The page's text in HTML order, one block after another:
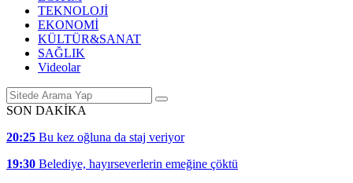
TEKNOLOJİ
EKONOMİ
KÜLTÜR&SANAT
SAĞLIK
Videolar
SON DAKİKA
20:25 Bu kez oğluna da staj veriyor
19:30 Belediye, hayırseverlerin emeğine çöktü